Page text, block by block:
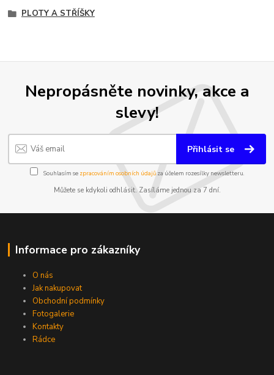
PLOTY A STŘÍŠKY
Nepropásněte novinky, akce a
slevy!
Přihlásit se
Souhlasím se zpracováním osobních údajůza účelem rozesílky newsletteru.
Můžete se kdykoli odhlásit. Zasíláme jednou za 7 dní.
Informace pro zákazníky
O nás
Jak nakupovat
Obchodní podmínky
Fotogalerie
Kontakty
Rádce